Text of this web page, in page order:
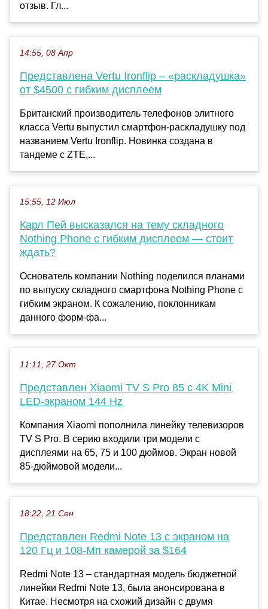
отзыв. Гл...
14:55, 08 Апр
Представлена Vertu Ironflip – «раскладушка»
от $4500 с гибким дисплеем
Британский производитель телефонов элитного
класса Vertu выпустил смартфон-раскладушку под
названием Vertu Ironflip. Новинка создана в
тандеме с ZTE,...
15:55, 12 Июл
Карл Пей высказался на тему складного
Nothing Phone с гибким дисплеем — стоит
ждать?
Основатель компании Nothing поделился планами
по выпуску складного смартфона Nothing Phone с
гибким экраном. К сожалению, поклонникам
данного форм-фа...
11:11, 27 Окт
Представлен Xiaomi TV S Pro 85 с 4K Mini
LED-экраном 144 Hz
Компания Xiaomi пополнила линейку телевизоров
TV S Pro. В серию входили три модели с
дисплеями на 65, 75 и 100 дюймов. Экран новой
85-дюймовой модели...
18:22, 21 Сен
Представлен Redmi Note 13 с экраном на
120 Гц и 108-Мп камерой за $164
Redmi Note 13 – стандартная модель бюджетной
линейки Redmi Note 13, была анонсирована в
Китае. Несмотря на схожий дизайн с двумя